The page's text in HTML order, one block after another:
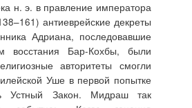
н. э. в правление императора
антиеврейские декреты
Адриана, последовавшие
восстания Бар-Кохбы, были
авторитеты смогли
Уше в первой попытке
Устный Закон. Мидраш так